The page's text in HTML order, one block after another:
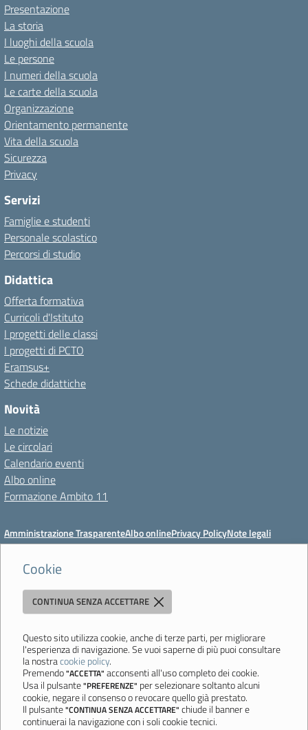
Cookie
CONTINUA SENZA ACCETTARE
Questo sito utilizza cookie, anche di terze parti, per migliorare
l'esperienza di navigazione. Se vuoi saperne di più puoi consultare
la nostracookie policy.
Premendo"ACCETTA" acconsenti all'uso completo dei cookie.
Usa il pulsante"PREFERENZE" per selezionare soltanto alcuni
cookie, negare il consenso o revocare quello già prestato.
Il pulsante"CONTINUA SENZA ACCETTARE" chiude il banner e
continuerai la navigazione con i soli cookie tecnici.
Presentazione
La storia
I luoghi della scuola
Le persone
I numeri della scuola
Le carte della scuola
Organizzazione
Orientamento permanente
Vita della scuola
Sicurezza
Privacy
Servizi
Famiglie e studenti
Personale scolastico
Percorsi di studio
Didattica
Offerta formativa
Curricoli d'Istituto
I progetti delle classi
I progetti di PCTO
Eramsus+
Schede didattiche
Novità
Le notizie
Le circolari
Calendario eventi
Albo online
Formazione Ambito 11
Amministrazione TrasparenteAlbo onlinePrivacy PolicyNote legali
Meccanismo di feedbackDichiarazioni di accessibilitàPreferenze cookie
Istituto di Istruzione Superiore 'Primo Levi'
764354 - Email:mois00200c@istruzione.it- PEC:
mois00200c@pec.istruzione.it
Codice meccanografico: mois00200c - C.F. 94058180368
Ultimo aggiornamento: Lunedì, 3 Agosto 2026 ore 12:05